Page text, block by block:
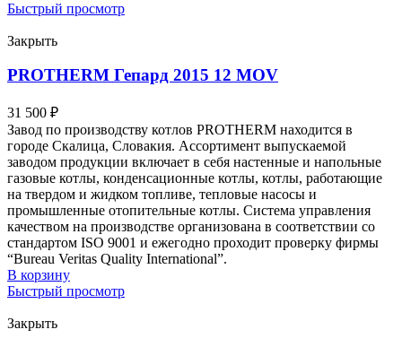
Быстрый просмотр
Закрыть
PROTHERM Гепард 2015 12 MОV
31 500 ₽
Завод по производству котлов PROTHERM находится в
городе Скалица, Словакия. Ассортимент выпускаемой
заводом продукции включает в себя настенные и напольные
газовые котлы, конденсационные котлы, котлы, работающие
на твердом и жидком топливе, тепловые насосы и
промышленные отопительные котлы. Система управления
качеством на производстве организована в соответствии со
стандартом ISO 9001 и ежегодно проходит проверку фирмы
“Bureau Veritas Quality International”.
В корзину
Быстрый просмотр
Закрыть